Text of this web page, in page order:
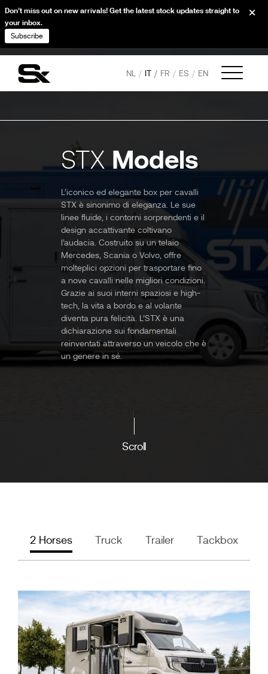
NL IT FR ES EN
Scroll
STXModels
L’iconico ed elegante box per cavalli
STX è sinonimo di eleganza. Le sue
linee fluide, i contorni sorprendenti e il
design accattivante coltivano
l’audacia. Costruito su un telaio
Mercedes, Scania o Volvo, offre
molteplici opzioni per trasportare fino
a nove cavalli nelle migliori condizioni.
Grazie ai suoi interni spaziosi e high-
tech, la vita a bordo e al volante
diventa pura felicità. L’STX è una
dichiarazione sui fondamentali
reinventati attraverso un veicolo che è
un genere in sé.
2 Horses Truck Trailer Tackbox
Don’t miss out on new arrivals! Get the latest stock updates straight to
your inbox.
Subscribe